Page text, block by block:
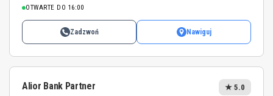
OTWARTE DO 16:00
Zadzwoń Nawiguj
Alior Bank Partner ★ 5.0